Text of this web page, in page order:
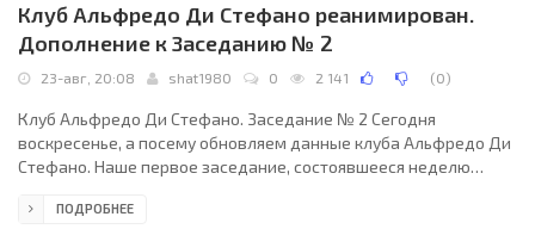
Клуб Альфредо Ди Стефано реанимирован.
Дополнение к Заседанию № 2
23-авг, 20:08 shat1980 0 2 141 (0)
Клуб Альфредо Ди Стефано. Заседание № 2 Сегодня
воскресенье, а посему обновляем данные клуба Альфредо Ди
Стефано. Наше первое заседание, состоявшееся неделю
ориентировочный график, по которому мы будем освещать
ПОДРОБНЕЕ